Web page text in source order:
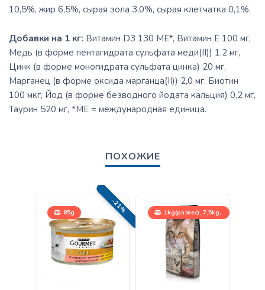
10,5%, жир 6,5%, сырая зола 3,0%, сырая клетчатка 0,1%.
Добавки на 1 кг: Витамин D3 130 МЕ*, Витамин E 100 мг,
Медь (в форме пентагидрата сульфата меди(II)) 1,2 мг,
Цинк (в форме моногидрата сульфата цинка) 20 мг,
Марганец (в форме оксида марганца(II)) 2,0 мг, Биотин
100 мкг, Йод (в форме безводного йодата кальция) 0,2 мг,
Таурин 520 мг, *МЕ = международная единица.
ПОХОЖИЕ
85g -21%
1kg(развес), 7,5kg,
15kg